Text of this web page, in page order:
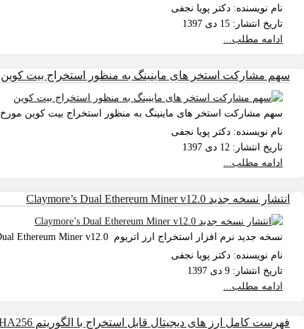
نام نویسنده: دکتر پویا نجفی
تاریخ انتشار: 15 دی 1397
ادامه مطلب...
سهم مشارکت استخر های ماینینگ به منظور استخراج بیت کوین
سهم مشارکت استخر های ماینینگ به منظور استخراج بیت کوین مورخ 97/10/12
نام نویسنده: دکتر پویا نجفی
تاریخ انتشار: 12 دی 1397
ادامه مطلب...
انتشار نسخه جدید Claymore’s Dual Ethereum Miner v12.0
نسخه جدید نرم افزار استخراج ارز اتریوم Claymore’s Dual Ethereum Miner v12.0 منتشر شد .
نام نویسنده: دکتر پویا نجفی
تاریخ انتشار: 9 دی 1397
ادامه مطلب...
فهرست کامل ارز های دیجیتال قابل استخراج با الگوریتم SHA256